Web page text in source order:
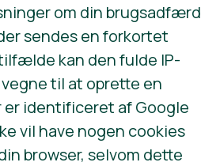
om din brugsadfærd
sendes en forkortet
kan den fulde IP-
til at oprette en
er identificeret af Google
vil have nogen cookies
browser, selvom dette